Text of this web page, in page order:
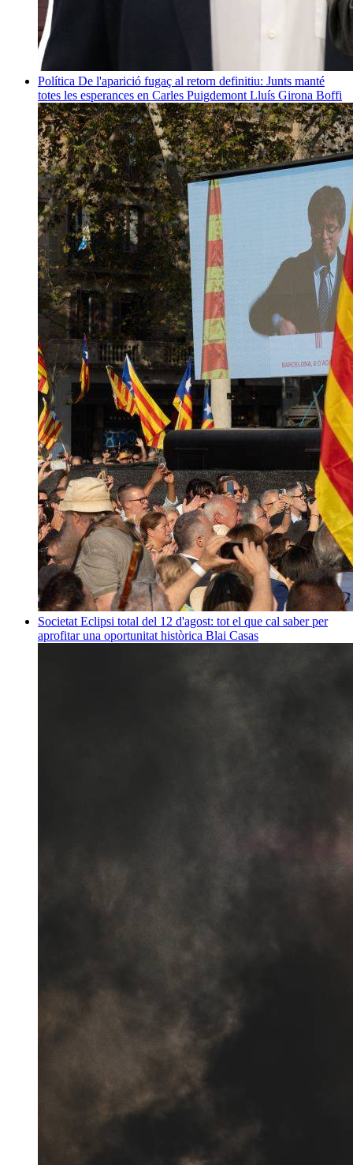
Política De l'aparició fugaç al retorn definitiu: Junts manté
totes les esperances en Carles Puigdemont Lluís Girona Boffi
Societat Eclipsi total del 12 d'agost: tot el que cal saber per
aprofitar una oportunitat històrica Blai Casas